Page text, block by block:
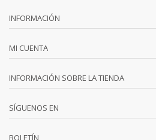
INFORMACIÓN
MI CUENTA
INFORMACIÓN SOBRE LA TIENDA
SÍGUENOS EN
BOLETÍN